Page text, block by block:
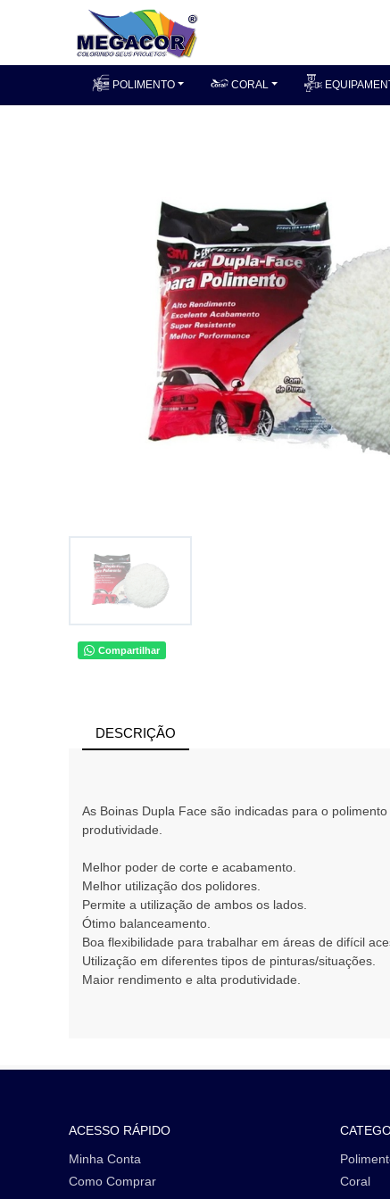
POLIMENTO CORAL
Compartilhar
DESCRIÇÃO
As Boinas Dupla Face são indicadas para o
produtividade.
Melhor poder de corte e acabamento.
Melhor utilização dos polidores.
Permite a utilização de ambos os lados.
Ótimo balanceamento.
Boa flexibilidade para trabalhar em áreas de difícil
Utilização em diferentes tipos de pinturas/situações.
Maior rendimento e alta produtividade.
ACESSO RÁPIDO
Minha Conta
Como Comprar
Coral